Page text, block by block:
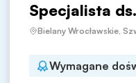
Specjalista
Bielany Wrocławskie,
Wymagane